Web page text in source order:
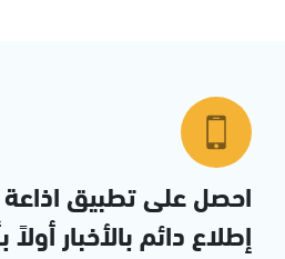
احصل على تطبيق
إطلاع دائم بالأخبار أولاً